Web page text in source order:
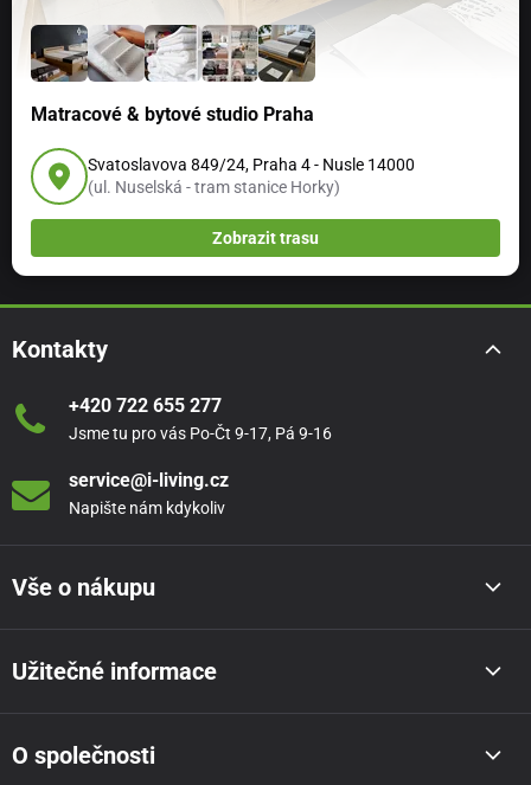
Matracové & bytové studio Praha
Svatoslavova 849/24, Praha 4 - Nusle 14000
(ul. Nuselská - tram stanice Horky)
Zobrazit trasu
Kontakty
+420 722 655 277
Jsme tu pro vás Po-Čt 9-17, Pá 9-16
service@i-living.cz
Napište nám kdykoliv
Vše o nákupu
Užitečné informace
O společnosti